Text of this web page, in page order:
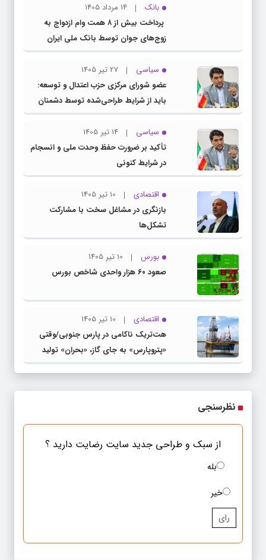
بانک
14 مرداد 1405
پرداخت بیش از ۸ همت وام ازدواج به
زوج‌های جوان توسط بانک ملی ایران
سیاسی
27 تیر 1405
عضو شورای مرکزی حزب اعتدال و توسعه:
باید از شرایط طراحی‌شده توسط دشمنان
عبور کنیم
سیاسی
14 تیر 1405
تأکید بر ضرورت حفظ وحدت ملی و انسجام
در شرایط کنونی
اقتصادی
10 تیر 1405
بازنگری در مشاغل سخت با مشارکت
تشکل‌ها
بورس
10 تیر 1405
صعود ۶۰ هزار واحدی شاخص بورس
اقتصادی
10 تیر 1405
هت‌تریک ناکامی در پارس جنوبی/وقتی
«پتروپارس» به جای گاز، «بحران» تولید
می‌کند
نظرسنجی
از سبک و طراحی جدید سایت رضایت دارید ؟
بله
خیر
رای